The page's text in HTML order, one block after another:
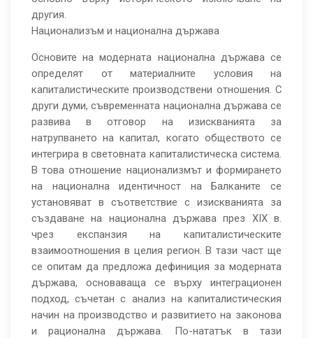
другия.
Национализъм и национална държава
Основите на модерната национална държава се
определят от материалните условия на
капиталистическите производствени отношения. С
други думи, съвременната национална държава се
развива в отговор на изискванията за
натрупването на капитал, когато обществото се
интегрира в световната капиталистическа система.
В това отношение национализмът и формирането
на национална идентичност на Балканите се
установяват в съответствие с изискванията за
създаване на национална държава през ХIХ в.
чрез експанзия на капиталистическите
взаимоотношения в целия регион. В тази част ще
се опитам да предложа дефиниция за модерната
държава, основаваща се върху интеграционен
подход, съчетан с анализ на капиталистическия
начин на производство и развитието на законова
и рационална държава. По-нататък в тази